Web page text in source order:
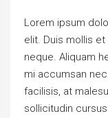
Lorem ipsum
elit. Duis mollis
neque. Aliquam
mi accumsan
facilisis, at
sollicitudin